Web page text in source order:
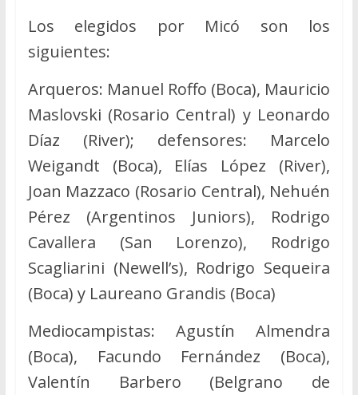
Los elegidos por Micó son los
siguientes:
Arqueros: Manuel Roffo (Boca), Mauricio
Maslovski (Rosario Central) y Leonardo
Díaz (River); defensores: Marcelo
Weigandt (Boca), Elías López (River),
Joan Mazzaco (Rosario Central), Nehuén
Pérez (Argentinos Juniors), Rodrigo
Cavallera (San Lorenzo), Rodrigo
Scagliarini (Newell’s), Rodrigo Sequeira
(Boca) y Laureano Grandis (Boca)
Mediocampistas: Agustín Almendra
(Boca), Facundo Fernández (Boca),
Valentín Barbero (Belgrano de